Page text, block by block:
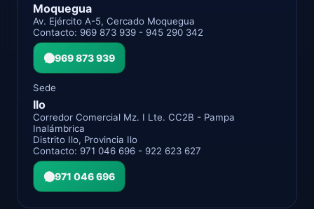
Moquegua
Av. Ejército A-5, Cercado Moquegua
Contacto: 969 873 939 - 945 290 342
969 873 939
Sede
Ilo
Corredor Comercial Mz. I Lte. CC2B - Pampa
Inalámbrica
Distrito Ilo, Provincia Ilo
Contacto: 971 046 696 - 922 623 627
971 046 696